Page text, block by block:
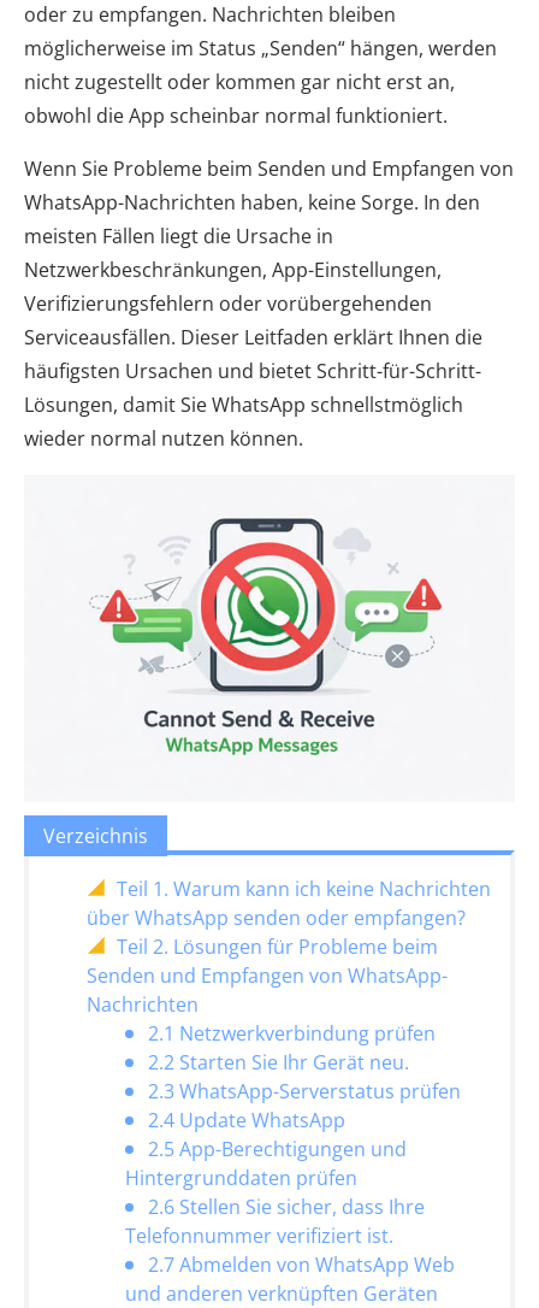
oder zu empfangen. Nachrichten bleiben
möglicherweise im Status „Senden“ hängen, werden
nicht zugestellt oder kommen gar nicht erst an,
obwohl die App scheinbar normal funktioniert.
Wenn Sie Probleme beim Senden und Empfangen von
WhatsApp-Nachrichten haben, keine Sorge. In den
meisten Fällen liegt die Ursache in
Netzwerkbeschränkungen, App-Einstellungen,
Verifizierungsfehlern oder vorübergehenden
Serviceausfällen. Dieser Leitfaden erklärt Ihnen die
häufigsten Ursachen und bietet Schritt-für-Schritt-
Lösungen, damit Sie WhatsApp schnellstmöglich
wieder normal nutzen können.
Verzeichnis
Teil 1. Warum kann ich keine Nachrichten
über WhatsApp senden oder empfangen?
Teil 2. Lösungen für Probleme beim
Senden und Empfangen von WhatsApp-
Nachrichten
2.1 Netzwerkverbindung prüfen
2.2 Starten Sie Ihr Gerät neu.
2.3 WhatsApp-Serverstatus prüfen
2.4 Update WhatsApp
2.5 App-Berechtigungen und
Hintergrunddaten prüfen
2.6 Stellen Sie sicher, dass Ihre
Telefonnummer verifiziert ist.
2.7 Abmelden von WhatsApp Web
und anderen verknüpften Geräten